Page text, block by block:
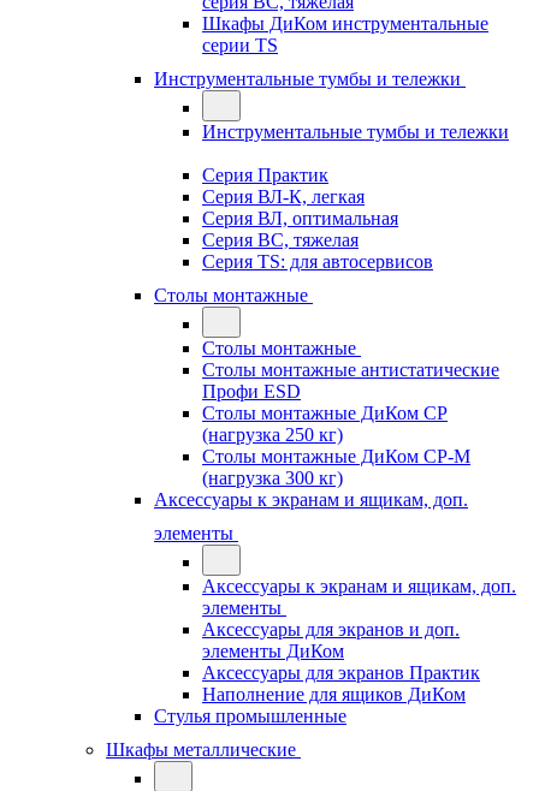
Шкафы ДиКом инструментальные
серии TS
Инструментальные тумбы и тележки
Инструментальные тумбы и тележки
Серия Практик
Серия ВЛ-К, легкая
Серия ВЛ, оптимальная
Серия ВС, тяжелая
Серия TS: для автосервисов
Столы монтажные
Столы монтажные
Столы монтажные антистатические
Профи ESD
Столы монтажные ДиКом СР
(нагрузка 250 кг)
Столы монтажные ДиКом СР-М
(нагрузка 300 кг)
Аксессуары к экранам и ящикам, доп.
элементы
Аксессуары к экранам и ящикам, доп.
элементы
Аксессуары для экранов и доп.
элементы ДиКом
Аксессуары для экранов Практик
Наполнение для ящиков ДиКом
Стулья промышленные
Шкафы металлические